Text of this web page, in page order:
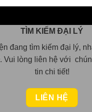
TÌM KIẾM ĐẠI LÝ
đang tìm kiếm đại lý,
Vui lòng liên hệ với
tin chi tiết!
LIÊN HỆ